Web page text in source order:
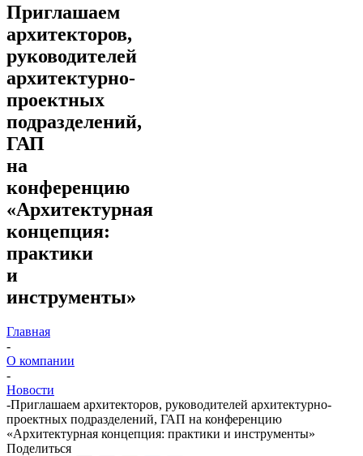
Приглашаем
архитекторов,
руководителей
архитектурно-
проектных
подразделений,
ГАП
на
конференцию
«Архитектурная
концепция:
практики
и
инструменты»
Главная
-
О компании
-
Новости
-Приглашаем архитекторов, руководителей архитектурно-
проектных подразделений, ГАП на конференцию
«Архитектурная концепция: практики и инструменты»
Поделиться